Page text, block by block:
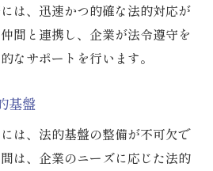
は、迅速かつ的確な法的対応が
間と連携し、企業が法令遵守を
なサポートを行います。
基盤
は、法的基盤の整備が不可欠で
は、企業のニーズに応じた法的